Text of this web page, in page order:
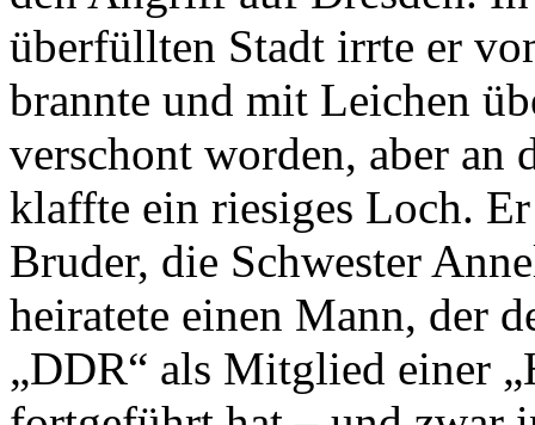
überfüllten Stadt irrte er
brannte und mit Leichen
verschont worden, aber an
klaffte ein riesiges Loch.
Bruder, die Schwester
heiratete einen Mann, der
„DDR“ als Mitglied einer